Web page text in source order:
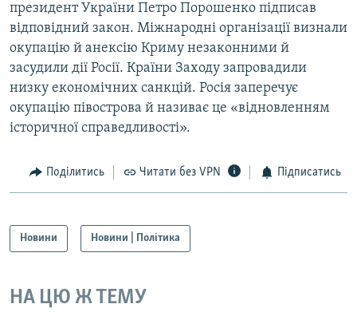
президент України Петро Порошенко підписав
відповідний закон. Міжнародні організації визнали
окупацію й анексію Криму незаконними й
засудили дії Росії. Країни Заходу запровадили
низку економічних санкцій. Росія заперечує
окупацію півострова й називає це «відновленням
історичної справедливості».
Поділитись Читати без VPN Підписатись
Новини Новини | Політика
НА ЦЮ Ж ТЕМУ